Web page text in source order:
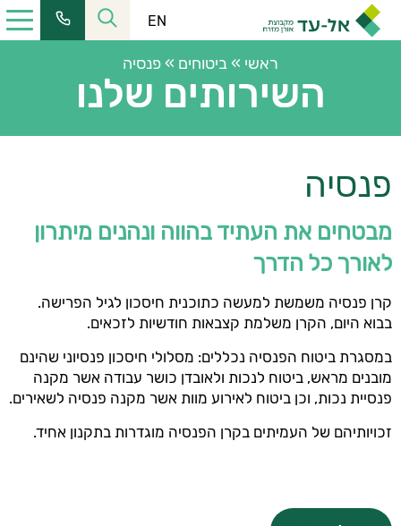
EN
ראשי »ביטוחים »פנסיה
השירותים שלנו
פנסיה
מבטחים את העתיד בהווה ונהנים מיתרון
לאורך כל הדרך
קרן פנסיה משמשת למעשה כתוכנית חיסכון לגיל הפרישה.
בבוא היום, הקרן משלמת קצבאות חודשיות לזכאים.
במסגרת ביטוח הפנסיה נכללים: מסלולי חיסכון פנסיוני שהינם
מובנים מראש, ביטוח לנכות ולאובדן כושר עבודה אשר מקנה
פנסיית נכות, וכן ביטוח לאירוע מוות אשר מקנה פנסיה לשאירים.
זכויותיהם של העמיתים בקרן הפנסיה מוגדרות בתקנון אחיד.
טל': 02-6228555
שעות פעילות:
מחלקת שירות:
כתובת למשלוח דואר:
ת.ד. 2121, ירושלים 9102101
כתובת המייל שלנו:
elad@el-ad.co.il